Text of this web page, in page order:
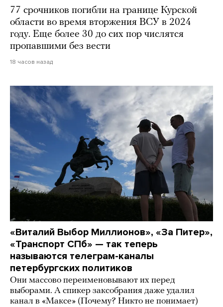
77 срочников погибли на границе Курской
области во время вторжения ВСУ в 2024
году. Еще более 30 до сих пор числятся
пропавшими без вести
18 часов назад
«Виталий Выбор Миллионов», «За Питер»,
«Транспорт СПб» — так теперь
называются телеграм-каналы
петербургских политиков
Они массово переименовывают их перед
выборами. А спикер заксобрания даже удалил
канал в «Максе» (Почему? Никто не понимает)